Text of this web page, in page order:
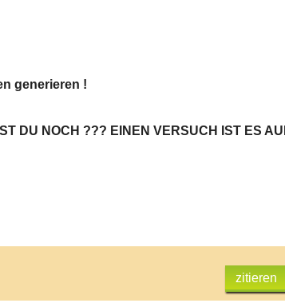
generieren !
DU NOCH ??? EINEN VERSUCH IST ES
zitieren